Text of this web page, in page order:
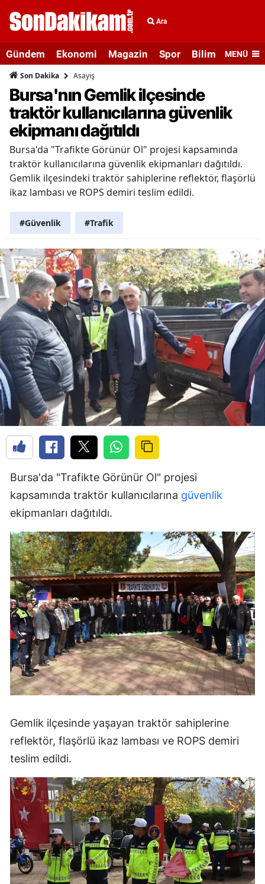
Ara
Gündem Ekonomi Magazin Spor Bilim veMENÜ
Son Dakika Asayiş
Bursa'nın Gemlik ilçesinde
traktör kullanıcılarına güvenlik
ekipmanı dağıtıldı
Bursa'da "Trafikte Görünür Ol" projesi kapsamında
traktör kullanıcılarına güvenlik ekipmanları dağıtıldı.
Gemlik ilçesindeki traktör sahiplerine reflektör, flaşörlü
ikaz lambası ve ROPS demiri teslim edildi.
#Güvenlik #Trafik
Bursa'da "Trafikte Görünür Ol" projesi
kapsamında traktör kullanıcılarına güvenlik
ekipmanları dağıtıldı.
Gemlik ilçesinde yaşayan traktör sahiplerine
reflektör, flaşörlü ikaz lambası ve ROPS demiri
teslim edildi.